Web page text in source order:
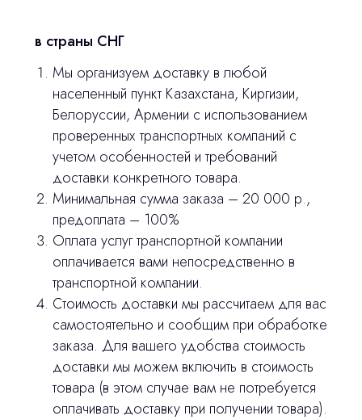
в страны СНГ
Мы организуем доставку в любой
населенный пункт Казахстана, Киргизии,
Белоруссии, Армении с использованием
проверенных транспортных компаний с
учетом особенностей и требований
доставки конкретного товара.
Минимальная сумма заказа – 20 000 р.,
предоплата – 100%
Оплата услуг транспортной компании
оплачивается вами непосредственно в
транспортной компании.
Стоимость доставки мы рассчитаем для вас
самостоятельно и сообщим при обработке
заказа. Для вашего удобства стоимость
доставки мы можем включить в стоимость
товара (в этом случае вам не потребуется
оплачивать доставку при получении товара).
Отправить вопрос
Нажимая на кнопку «Отправить вопрос»
вы соглашаетесь сполитикой
конфиденциальности
сделано
3D печать
Лицензирование
Изготовление хирургических шаблонов
Политика конфиденциальности
stasicus